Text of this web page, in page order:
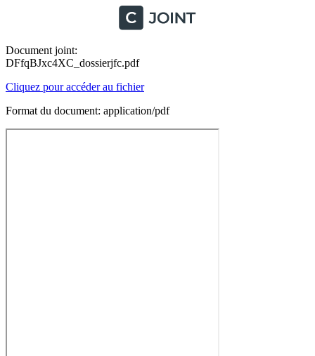
Document joint:
DFfqBJxc4XC_dossierjfc.pdf
Cliquez pour accéder au fichier
Format du document: application/pdf